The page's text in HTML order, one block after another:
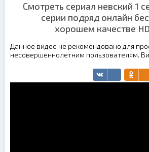
Смотреть сериал невский 1
серии подряд онлайн
хорошем качестве
Данное видео не рекомендовано для
несовершеннолетним пользователям.